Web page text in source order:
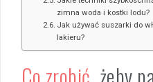
zimna woda i kostki lodu?
Jak używać suszarki do
lakieru?